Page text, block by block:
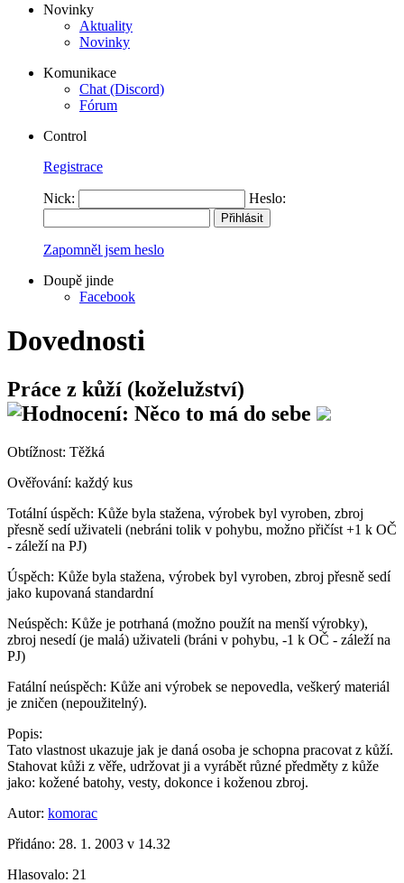
Novinky
Aktuality
Novinky
Komunikace
Chat (Discord)
Fórum
Control
Registrace
Nick: Heslo:
Zapomněl jsem heslo
Doupě jinde
Facebook
Dovednosti
Práce z kůží (koželužství)
Obtížnost: Těžká
Ověřování: každý kus
Totální úspěch: Kůže byla stažena, výrobek byl vyroben, zbroj
přesně sedí uživateli (nebráni tolik v pohybu, možno přičíst +1 k OČ
- záleží na PJ)
Úspěch: Kůže byla stažena, výrobek byl vyroben, zbroj přesně sedí
jako kupovaná standardní
Neúspěch: Kůže je potrhaná (možno použít na menší výrobky),
zbroj nesedí (je malá) uživateli (bráni v pohybu, -1 k OČ - záleží na
PJ)
Fatální neúspěch: Kůže ani výrobek se nepovedla, veškerý materiál
je zničen (nepoužitelný).
Popis:
Tato vlastnost ukazuje jak je daná osoba je schopna pracovat z kůží.
Stahovat kůži z věře, udržovat ji a vyrábět různé předměty z kůže
jako: kožené batohy, vesty, dokonce i koženou zbroj.
Autor: komorac
Přidáno: 28. 1. 2003 v 14.32
Hlasovalo: 21